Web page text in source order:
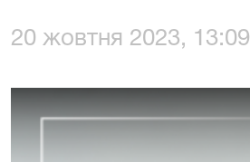
20 жовтня 2023, 13:09